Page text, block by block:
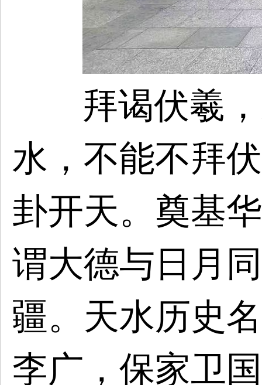
拜谒伏羲
水，不能不拜
卦开天。奠基
谓大德与日月
疆。天水历史
李广，保家卫